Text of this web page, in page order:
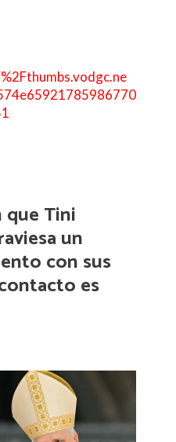
que Tini
un
con sus
es